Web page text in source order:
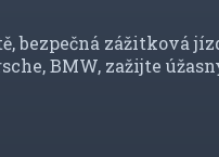
bezpečná zážitková
BMW, zažijte